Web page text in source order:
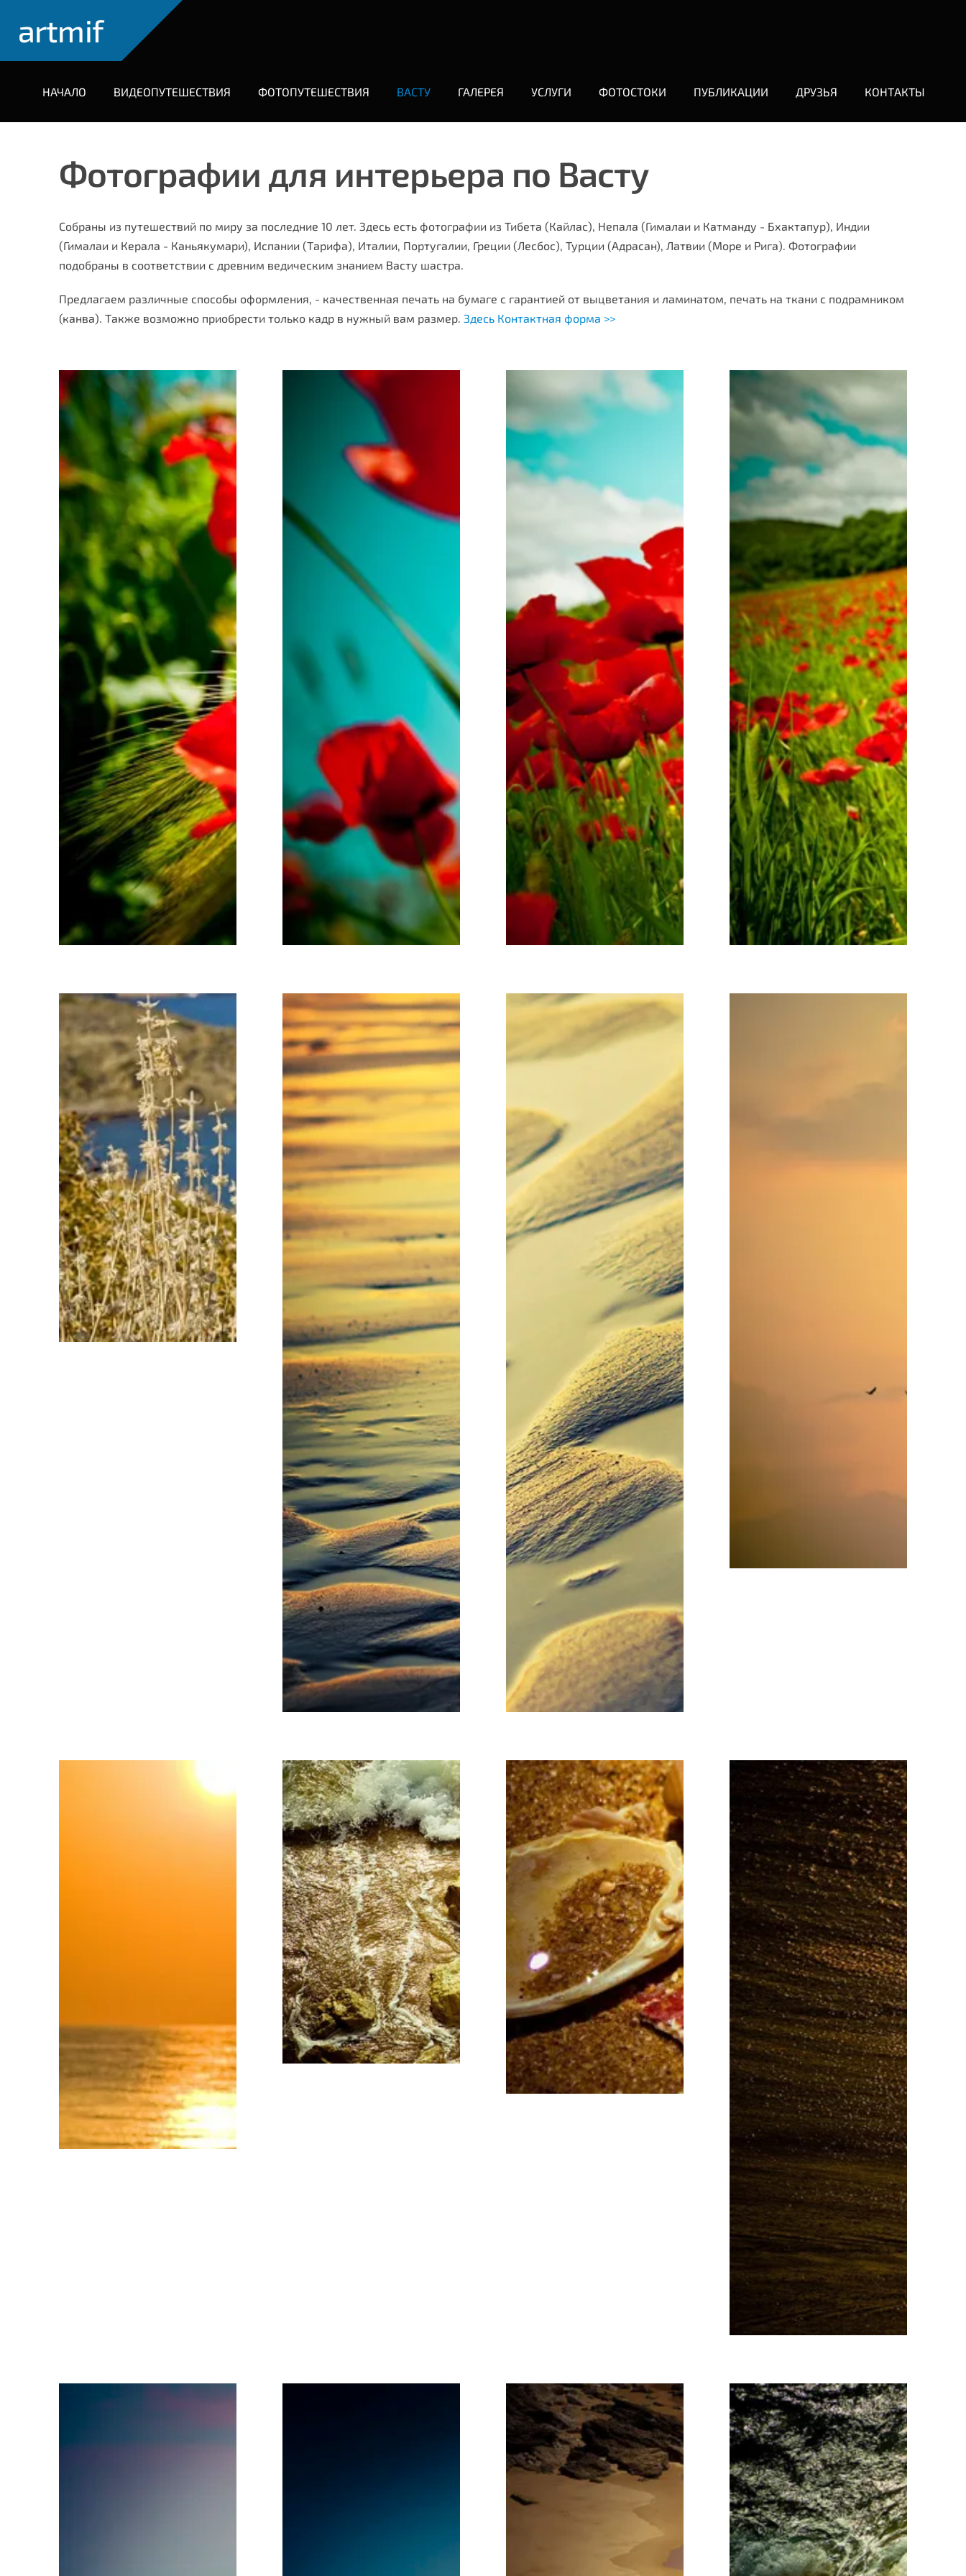
artmif
НАЧАЛО ВИДЕОПУТЕШЕСТВИЯ ФОТОПУТЕШЕСТВИЯ ВАСТУ ГАЛЕРЕЯ УСЛУГИ ФОТОСТОКИ ПУБЛИКАЦИИ ДРУЗЬЯ КОНТАКТЫ
Фотографии для интерьера по Васту
Собраны из путешествий по миру за последние 10 лет. Здесь есть фотографии из Тибета (Кайлас), Непала (Гималаи и Катманду - Бхактапур), Индии
(Гималаи и Керала - Каньякумари), Испании (Тарифа), Италии, Португалии, Греции (Лесбос), Турции (Адрасан), Латвии (Море и Рига). Фотографии
подобраны в соответствии с древним ведическим знанием Васту шастра.
Предлагаем различные способы оформления, - качественная печать на бумаге с гарантией от выцветания и ламинатом, печать на ткани с подрамником
(канва). Также возможно приобрести только кадр в нужный вам размер. Здесь Контактная форма >>